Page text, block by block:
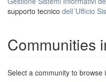
supporto tecnico dell´Ufficio
Communities
Select a community to browse